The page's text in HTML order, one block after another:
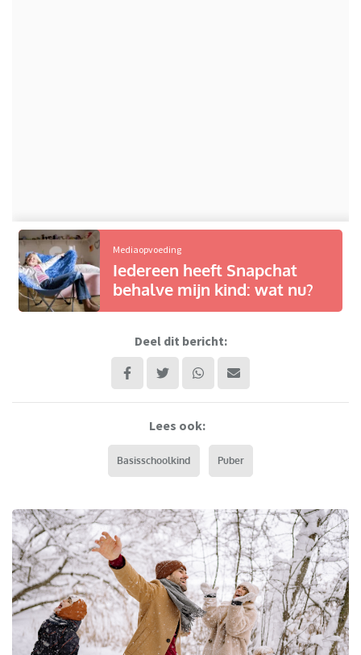
Mediaopvoeding
Iedereen heeft Snapchat
behalve mijn kind: wat nu?
Deel dit bericht:
Lees ook:
Basisschoolkind Puber